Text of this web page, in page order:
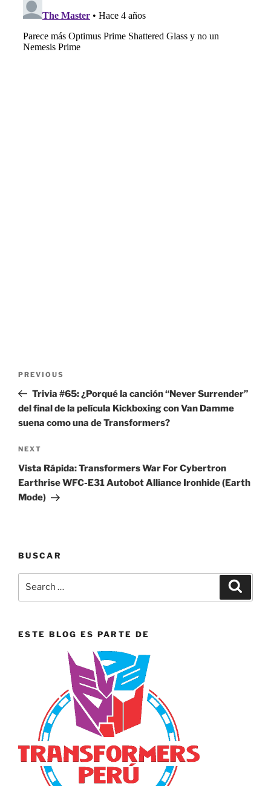
Previous
Post
PREVIOUS
Trivia #65: ¿Porqué la canción “Never Surrender”
del final de la película Kickboxing con Van Damme
suena como una de Transformers?
Next
Post
NEXT
Vista Rápida: Transformers War For Cybertron
Earthrise WFC-E31 Autobot Alliance Ironhide (Earth
Mode)
BUSCAR
ESTE BLOG ES PARTE DE